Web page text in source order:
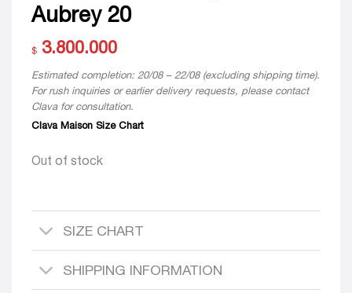
Aubrey 20
$ 3.800.000
Estimated completion: 20/08 – 22/08 (excluding shipping time).
For rush inquiries or earlier delivery requests, please contact
Clava for consultation.
Clava Maison Size Chart
Out of stock
SIZE CHART
SHIPPING INFORMATION